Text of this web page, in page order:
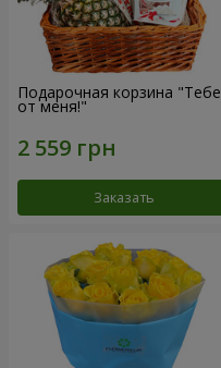
Подарочная корзина "Тебе
от меня!"
Заказать